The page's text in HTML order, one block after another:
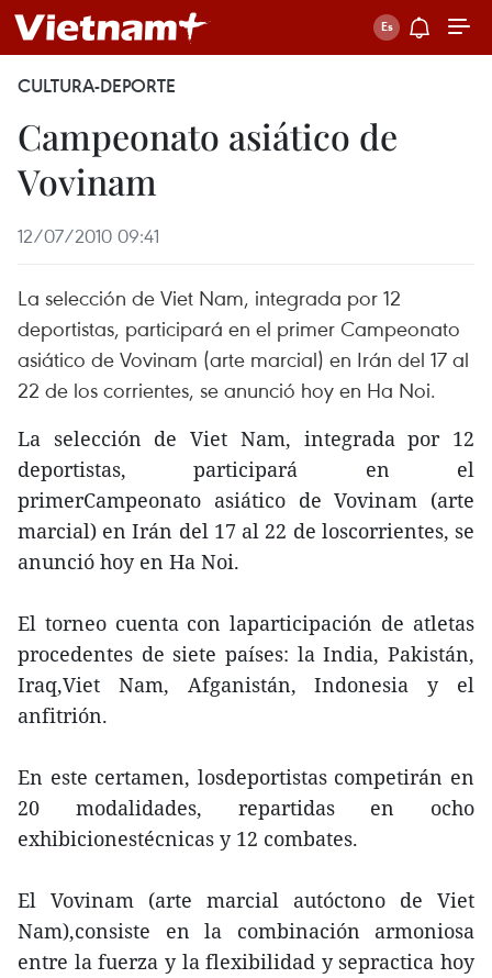
CULTURA-DEPORTE
Campeonato asiático de
Vovinam
12/07/2010 09:41
La selección de Viet Nam, integrada por 12
deportistas, participará en el primer Campeonato
asiático de Vovinam (arte marcial) en Irán del 17 al
22 de los corrientes, se anunció hoy en Ha Noi.
La selección de Viet Nam, integrada por 12
deportistas, participará en el
primerCampeonato asiático de Vovinam (arte
marcial) en Irán del 17 al 22 de loscorrientes, se
anunció hoy en Ha Noi.
El torneo cuenta con laparticipación de atletas
procedentes de siete países: la India, Pakistán,
Iraq,Viet Nam, Afganistán, Indonesia y el
anfitrión.
En este certamen, losdeportistas competirán en
20 modalidades, repartidas en ocho
exhibicionestécnicas y 12 combates.
El Vovinam (arte marcial autóctono de Viet
Nam),consiste en la combinación armoniosa
entre la fuerza y la flexibilidad y sepractica hoy